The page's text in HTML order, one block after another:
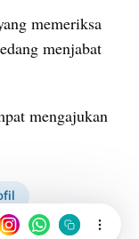
memeriksa
menjabat
mengajukan